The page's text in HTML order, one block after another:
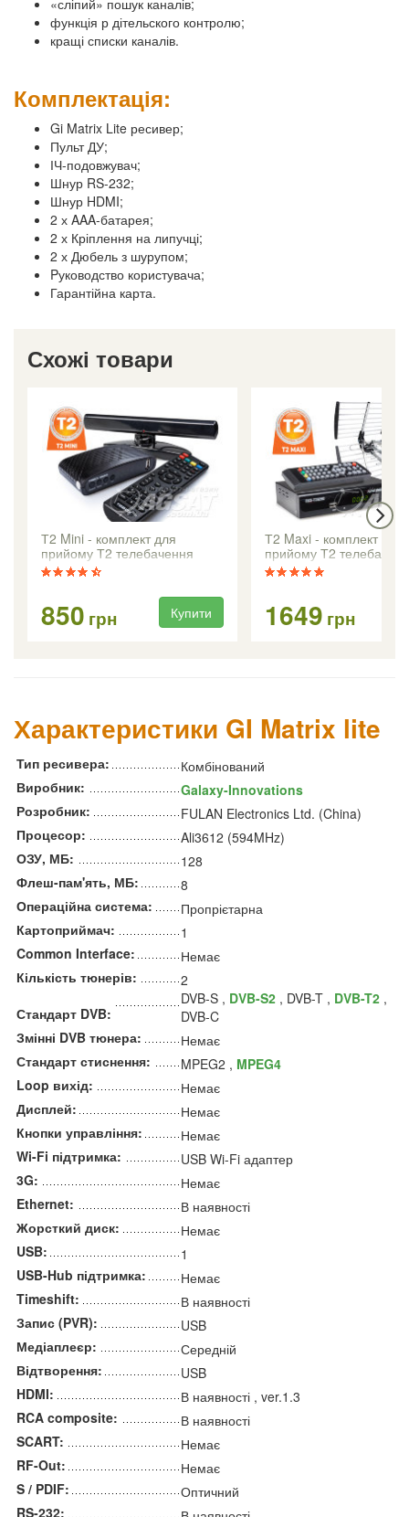
«сліпий» пошук каналів;
функція р дітельского контролю;
кращі списки каналів.
Комплектація:
Gi Matrix Lite ресивер;
Пульт ДУ;
ІЧ-подовжувач;
Шнур RS-232;
Шнур HDMI;
2 х AAA-батарея;
2 х Кріплення на липучці;
2 х Дюбель з шурупом;
Pуководство користувача;
Гарантійна карта.
Схожі товари
Т2 Mini - комплект для
прийому Т2 телебачення
850 грн Купити
Т2 Maxi - комплект для
прийому Т2
1649 грн
Характеристики GI Matrix lite
Тип ресивера:
Комбінований
Виробник:
Galaxy-Innovations
Розробник:
FULAN Electronics Ltd. (China)
Процесор:
Ali3612 (594MHz)
ОЗУ, МБ:
128
Флеш-пам'ять, МБ:
8
Операційна система:
Пропрієтарна
Картоприймач:
1
Common Interface:
Немає
Кількість тюнерів:
2
Стандарт DVB:
DVB-S , DVB-S2 , DVB-T , DVB-T2 ,
DVB-C
Змінні DVB тюнера:
Немає
Стандарт стиснення:
MPEG2 , MPEG4
Loop вихід:
Немає
Дисплей:
Немає
Кнопки управління:
Немає
Wi-Fi підтримка:
USB Wi-Fi адаптер
3G:
Немає
Ethernet:
В наявності
Жорсткий диск:
Немає
USB:
1
USB-Hub підтримка:
Немає
Timeshift:
В наявності
Запис (PVR):
USB
Медіаплеєр:
Середній
Відтворення:
USB
HDMI:
В наявності , ver.1.3
RCA composite:
В наявності
SCART:
Немає
RF-Out:
Немає
S / PDIF:
Оптичний
RS-232: